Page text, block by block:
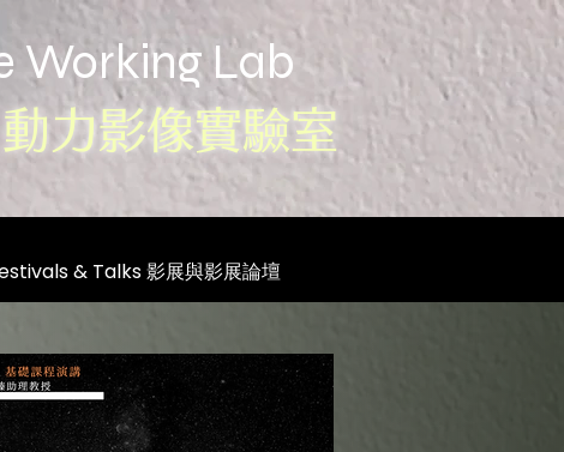
Working Lab
動力影像實驗室
& Talks 影展與影展論壇